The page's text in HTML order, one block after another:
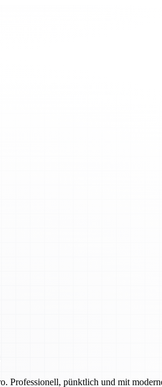
Professionell, pünktlich und mit